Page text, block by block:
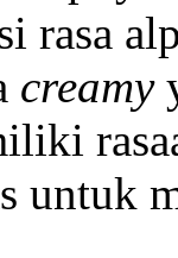
creamy
untuk